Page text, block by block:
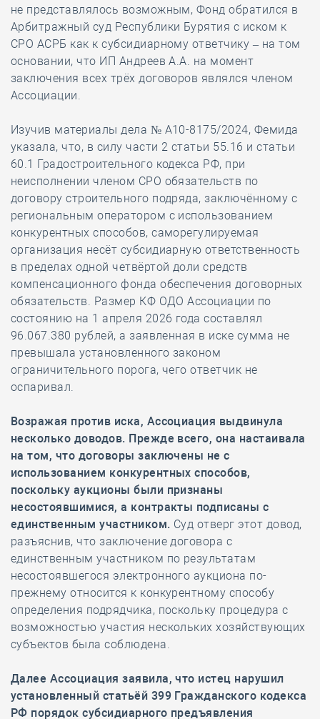
не представлялось возможным, Фонд обратился в
Арбитражный суд Республики Бурятия с иском к
СРО АСРБ как к субсидиарному ответчику – на том
основании, что ИП Андреев А.А. на момент
заключения всех трёх договоров являлся членом
Ассоциации.
Изучив материалы дела № А10-8175/2024, Фемида
указала, что, в силу части 2 статьи 55.16 и статьи
60.1 Градостроительного кодекса РФ, при
неисполнении членом СРО обязательств по
договору строительного подряда, заключённому с
региональным оператором с использованием
конкурентных способов, саморегулируемая
организация несёт субсидиарную ответственность
в пределах одной четвёртой доли средств
компенсационного фонда обеспечения договорных
обязательств. Размер КФ ОДО Ассоциации по
состоянию на 1 апреля 2026 года составлял
96.067.380 рублей, а заявленная в иске сумма не
превышала установленного законом
ограничительного порога, чего ответчик не
оспаривал.
Возражая против иска, Ассоциация выдвинула
несколько доводов. Прежде всего, она настаивала
на том, что договоры заключены не с
использованием конкурентных способов,
поскольку аукционы были признаны
несостоявшимися, а контракты подписаны с
единственным участником. Суд отверг этот довод,
разъяснив, что заключение договора с
единственным участником по результатам
несостоявшегося электронного аукциона по-
прежнему относится к конкурентному способу
определения подрядчика, поскольку процедура с
возможностью участия нескольких хозяйствующих
субъектов была соблюдена.
Далее Ассоциация заявила, что истец нарушил
установленный статьёй 399 Гражданского кодекса
РФ порядок субсидиарного предъявления